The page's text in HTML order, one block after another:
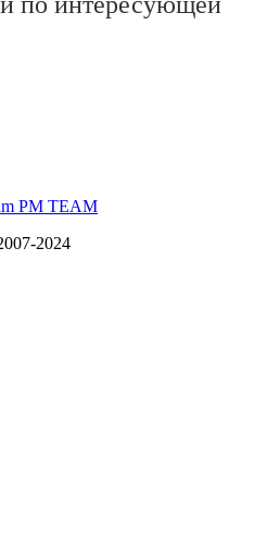
PM TEAM
2024